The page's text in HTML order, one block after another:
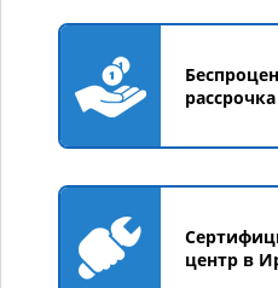
центр в